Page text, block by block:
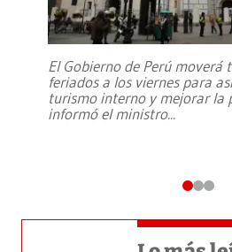
El Gobierno de Perú moverá
feriados a los viernes para
turismo interno y mejorar la
informó el ministro...